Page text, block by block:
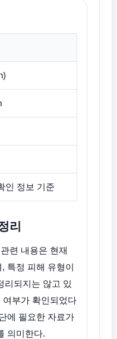
인 정보 기준
리
련 내용은 현재
특정 피해 유형이
리되지는 않고 있
여부가 확인되었다
에 필요한 자료가
의미한다.